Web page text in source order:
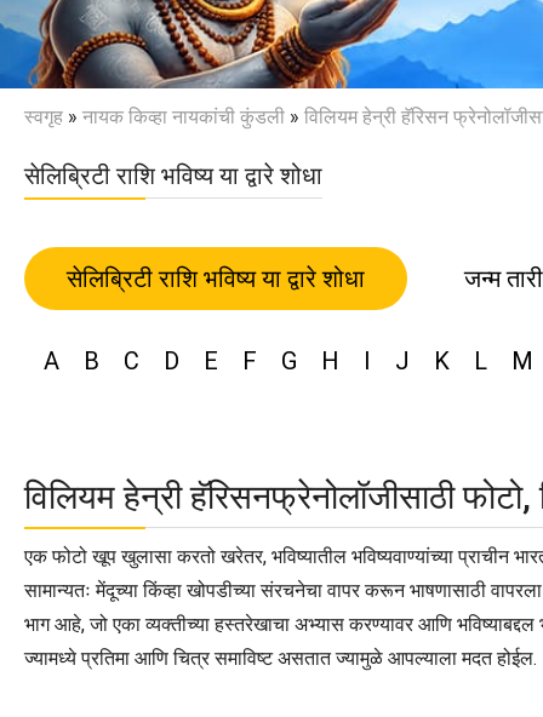
स्वगृह » नायक किव्हा नायकांची कुंडली » विलियम हेन्री हॅरिसन
सेलिब्रिटी राशि भविष्य या द्वारे शोधा
सेलिब्रिटी राशि भविष्य या द्वारे शोधा जन्म
A B C D E F G H I J K L M
विलियम हेन्री हॅरिसनफ्रेनोलॉजीसाठी
एक फोटो खूप खुलासा करतो खरेतर, भविष्यातील भविष्यवाण्यांच्या प्राचीन
सामान्यतः मेंदूच्या किंव्हा खोपडीच्या संरचनेचा वापर करून भाषणासाठी
भाग आहे, जो एका व्यक्तीच्या हस्तरेखाचा अभ्यास करण्यावर आणि
ज्यामध्ये प्रतिमा आणि चित्र समाविष्ट असतात ज्यामुळे आपल्याला मदत होईल.